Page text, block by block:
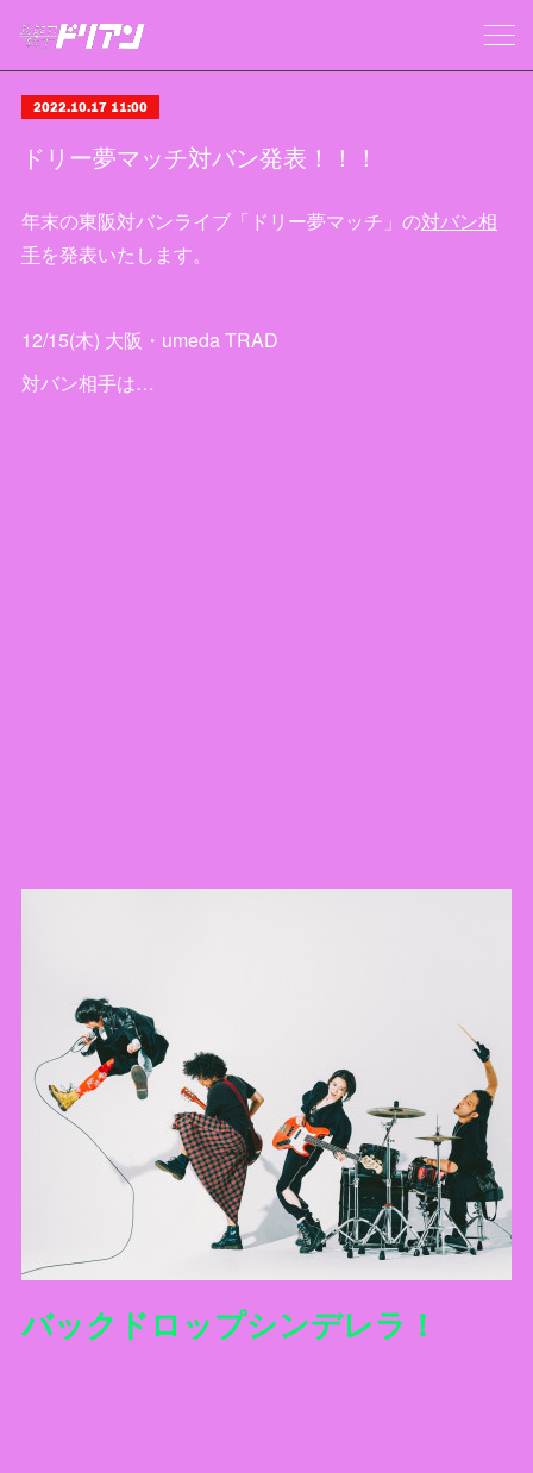
2022.10.17 11:00
ドリー夢マッチ対バン発表！！！
年末の東阪対バンライブ「ドリー夢マッチ」の対バン相
手を発表いたします。
12/15(木) 大阪・umeda TRAD
対バン相手は…
バックドロップシンデレラ！